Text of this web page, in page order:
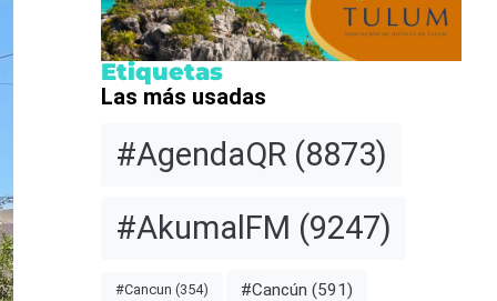
Etiquetas
Las más usadas
#AgendaQR(8873)
#AkumalFM (9247)
#Cancun (354) #Cancún (591)